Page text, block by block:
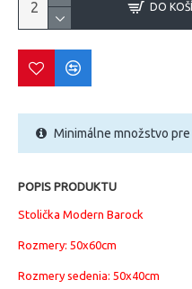
DO
Minimálne množstvo
POPIS PRODUKTU
Stolička Modern Barock
Rozmery: 50x60cm
Rozmery sedenia: 50x40cm